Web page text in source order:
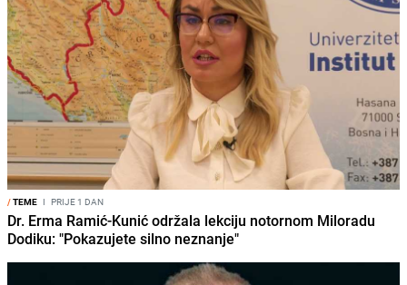
/TEME I PRIJE 1 DAN
Dr. Erma Ramić-Kunić održala lekciju notornom Miloradu
Dodiku: "Pokazujete silno neznanje"